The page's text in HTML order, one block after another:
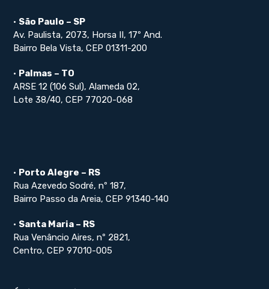
• São Paulo – SP
Av. Paulista, 2073, Horsa II, 17º And.
Bairro Bela Vista, CEP 01311-200
• Palmas – TO
ARSE 12 (106 Sul), Alameda 02,
Lote 38/40, CEP 77020-068
• Porto Alegre – RS
Rua Azevedo Sodré, nº 187,
Bairro Passo da Areia, CEP 91340-140
• Santa Maria – RS
Rua Venâncio Aires, nº 2821,
Centro, CEP 97010-005